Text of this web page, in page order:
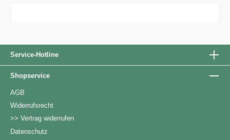
Service-Hotline
Shopservice
AGB
Widerrufsrecht
>> Vertrag widerrufen
Datenschutz